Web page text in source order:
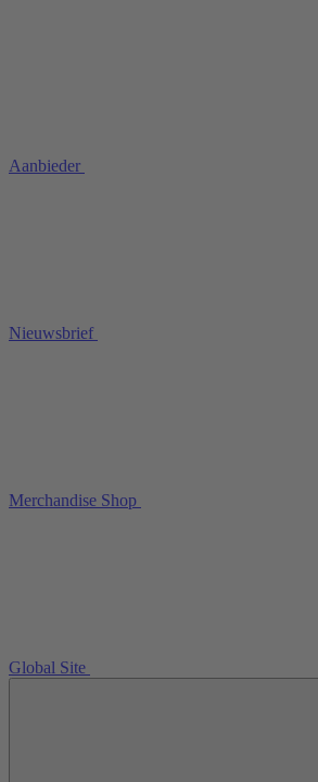
Aanbieder
Nieuwsbrief
Merchandise Shop
Global Site